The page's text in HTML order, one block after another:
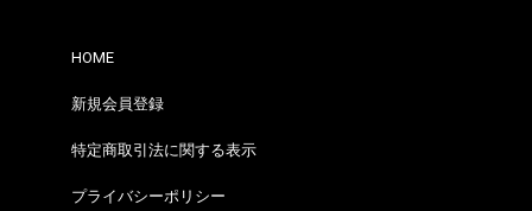
HOME
新規会員登録
特定商取引法に関する表示
プライバシーポリシー